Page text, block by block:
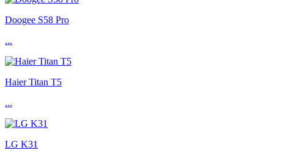
Doogee S58 Pro
...
Haier Titan T5
...
LG K31